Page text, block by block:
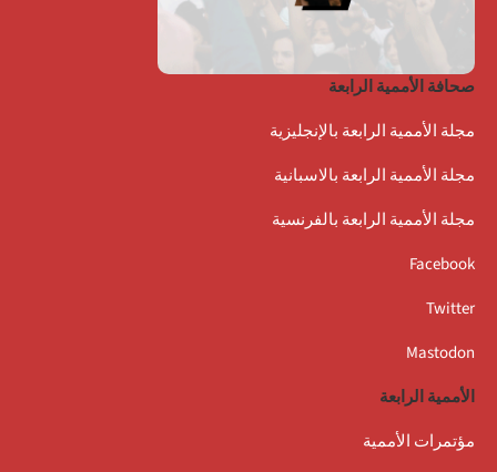
صحافة الأممية الرابعة
مجلة الأممية الرابعة بالإنجليزية
مجلة الأممية الرابعة بالاسبانية
مجلة الأممية الرابعة بالفرنسية
Facebook
Twitter
Mastodon
الأممية الرابعة
مؤتمرات الأممية